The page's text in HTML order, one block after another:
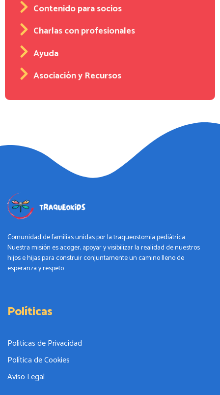
Contenido para socios
Charlas con profesionales
Ayuda
Asociación y Recursos
Comunidad de familias unidas por la traqueostomía pediátrica.
Nuestra misión es acoger, apoyar y visibilizar la realidad de nuestros
hijos e hijas para construir conjuntamente un camino lleno de
esperanza y respeto.
Políticas
Políticas de Privacidad
Política de Cookies
Aviso Legal